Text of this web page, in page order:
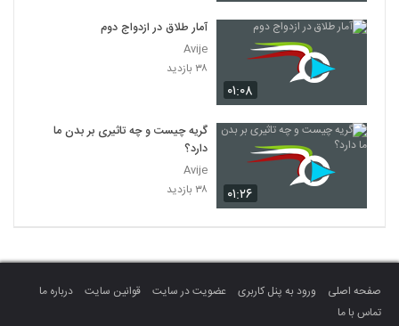
۰۱:۰۸
آمار طلاق در ازدواج دوم
Avije
۳۸ بازدید
۰۱:۲۶
گریه چیست و چه تاثیری بر بدن ما
دارد؟
Avije
۳۸ بازدید
صفحه اصلی ورود به پنل کاربری عضویت در سایت قوانین سایت
درباره ما
تماس با ما